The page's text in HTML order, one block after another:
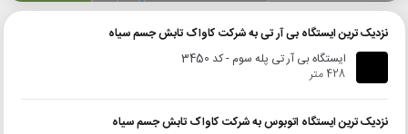
نزدیک ترین ایستگاه بی آر تی به شرکت کاواک تابش جسم سیاه
ایستگاه بی آر تی پله سوم - کد 3450
428 متر
نزدیک ترین ایستگاه اتوبوس به شرکت کاواک تابش جسم سیاه